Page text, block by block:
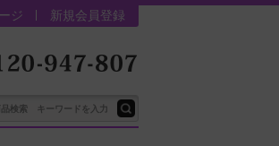
ジ 新規会員登録